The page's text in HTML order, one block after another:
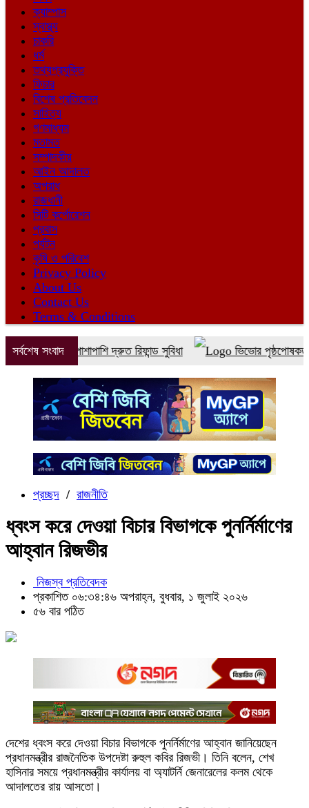
ক্যাম্পাস
স্বাস্থ্য
চাকরি
ধর্ম
তথ্যপ্রযুক্তি
ফিচার
বিশেষ প্রতিবেদন
সাহিত্য
গণমাধ্যম
মতামত
সম্পাদকীয়
আইন আদালত
অপরাধ
রাজধানী
সিটি কর্পোরেশন
প্রবাস
পর্যটন
কৃষি ও পরিবেশ
Privacy Policy
About Us
Contact Us
Terms & Conditions
সর্বশেষ সংবাদ
পাশাপাশি দ্রুত রিফান্ড সুবিধা ভিভোর পৃষ্ঠপোষকতায়
প্রচ্ছদ / রাজনীতি
ধ্বংস করে দেওয়া বিচার বিভাগকে পুনর্নির্মাণের
আহ্বান রিজভীর
নিজস্ব প্রতিবেদক
প্রকাশিত ০৬:৩৪:৪৬ অপরাহ্ন, বুধবার, ১ জুলাই ২০২৬
৫৬ বার পঠিত
দেশের ধ্বংস করে দেওয়া বিচার বিভাগকে পুনর্নির্মাণের আহ্বান জানিয়েছেন
প্রধানমন্ত্রীর রাজনৈতিক উপদেষ্টা রুহুল কবির রিজভী। তিনি বলেন, শেখ
হাসিনার সময়ে প্রধানমন্ত্রীর কার্যালয় বা অ্যাটর্নি জেনারেলের কলম থেকে
আদালতের রায় আসতো।